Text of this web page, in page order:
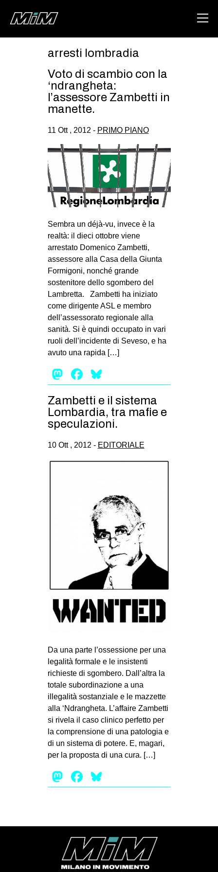
ABOUT
CSOA LAMBRETTA
MSM
STUDENTI TSUNAMI
ZAM
MILANO
MOBILITAZIONI
SPAZI
SPORT POPOLARE
MOVIMENTI
AMBIENTE
ANTIFASCISMO
DIRITTO ALL’ABITARE
MIGRAZIONI
REPRESSIONE
STUDENTI
CULTURE
ARTE
MANIFESTI
MUSICA
RECENSIONI
INTERNAZIONALE
AFRICA
AMERICHE
ESTREMO ORIENTE
EUROPA
MONDO
in
Fb
tw
bsky
arresti lombradia
Voto di scambio con la
‘ndrangheta:
l’assessore Zambetti in
manette.
11 Ott , 2012 - PRIMO PIANO
Sembra un déjà-vu, invece è la
realtà: il dieci ottobre viene
arrestato Domenico Zambetti,
assessore alla Casa della Giunta
Formigoni, nonché grande
sostenitore dello sgombero del
Lambretta. Zambetti ha iniziato
come dirigente ASL e membro
dell’assessorato regionale alla
sanità. Si è quindi occupato in vari
ruoli dell’incidente di Seveso, e ha
avuto una rapida […]
Mastodon
Facebook
Zambetti e il sistema
Lombardia, tra mafie e
speculazioni.
10 Ott , 2012 - EDITORIALE
Da una parte l’ossessione per una
legalità formale e le insistenti
richieste di sgombero. Dall’altra la
totale subordinazione a una
illegalità sostanziale e le mazzette
alla ‘Ndrangheta. L’affaire Zambetti
si rivela il caso clinico perfetto per
la comprensione di una patologia e
di un sistema di potere. E, magari,
per la proposta di una cura. […]
Mastodon
Facebook